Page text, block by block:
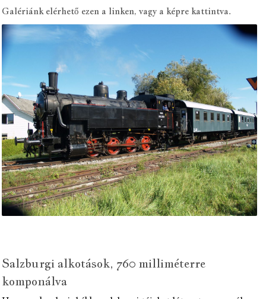
Galériánk elérhető ezen a linken, vagy a képre kattintva.
Salzburgi alkotások, 760 milliméterre
komponálva